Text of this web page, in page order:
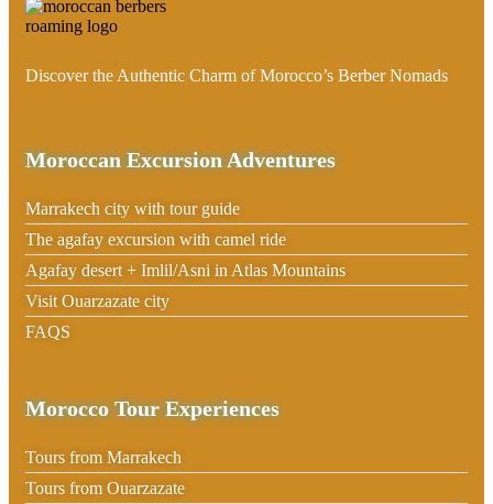
Discover the Authentic Charm of Morocco’s Berber Nomads
Moroccan Excursion Adventures
Marrakech city with tour guide
The agafay excursion with camel ride
Agafay desert + Imlil/Asni in Atlas Mountains
Visit Ouarzazate city
FAQS
Morocco Tour Experiences
Tours from Marrakech
Tours from Ouarzazate